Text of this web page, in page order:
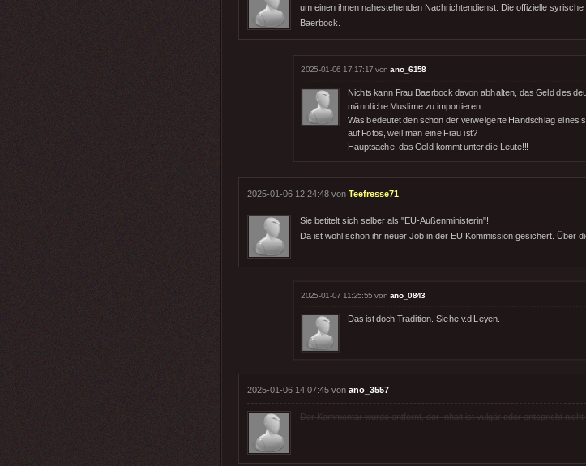
um einen ihnen nahestehenden Nachrichtendienst. Die offizielle
Baerbock.
2025-01-06 17:17:17 vonano_6158
Nichts kann Frau Baerbock davon abhalten, das Geld des
männliche Muslime zu importieren.
Was bedeutet den schon der verweigerte Handschlag
auf Fotos, weil man eine Frau ist?
Hauptsache, das Geld kommt unter die Leute!!!
2025-01-06 12:24:48 von Teefresse71
Sie betitelt sich selber als "EU-Außenministerin"!
Da ist wohl schon ihr neuer Job in der EU Kommission gesichert. Über
2025-01-07 11:25:55 von ano_0843
Das ist doch Tradition. Siehe v.d.Leyen.
2025-01-06 14:07:45 von ano_3557
Der Kommentar wurde entfernt, der Inhalt ist vulgär oder entspricht nicht